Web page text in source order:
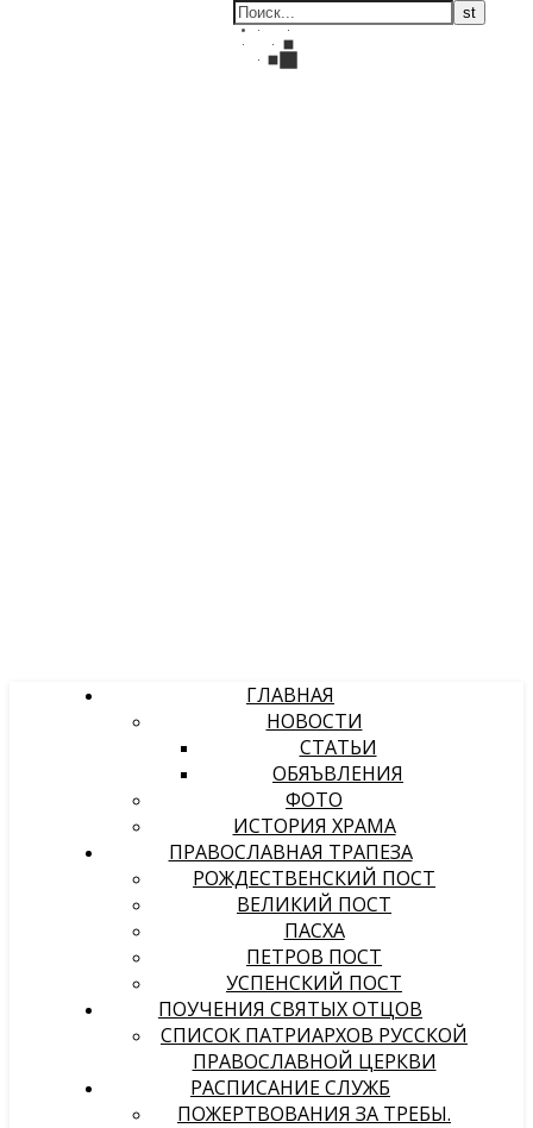
ГЛАВНАЯ
НОВОСТИ
СТАТЬИ
ОБЯЪВЛЕНИЯ
ФОТО
ИСТОРИЯ ХРАМА
ПРАВОСЛАВНАЯ ТРАПЕЗА
РОЖДЕСТВЕНСКИЙ ПОСТ
ВЕЛИКИЙ ПОСТ
ПАСХА
ПЕТРОВ ПОСТ
УСПЕНСКИЙ ПОСТ
ПОУЧЕНИЯ СВЯТЫХ ОТЦОВ
СПИСОК ПАТРИАРХОВ РУССКОЙ
ПРАВОСЛАВНОЙ ЦЕРКВИ
РАСПИСАНИЕ СЛУЖБ
ПОЖЕРТВОВАНИЯ ЗА ТРЕБЫ.